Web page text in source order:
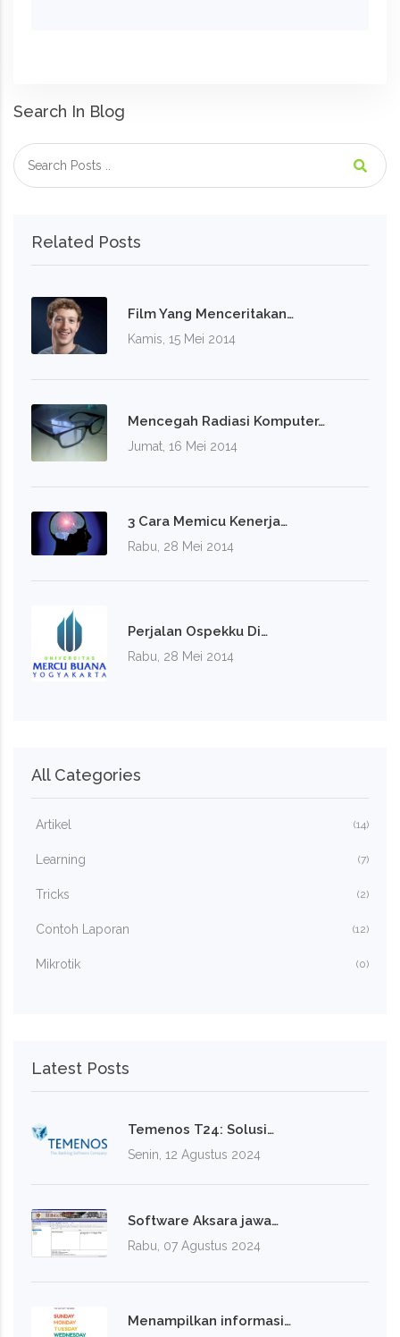
Search In Blog
Related Posts
Film Yang Menceritakan…
Kamis, 15 Mei 2014
Mencegah Radiasi Komputer…
Jumat, 16 Mei 2014
3 Cara Memicu Kenerja…
Rabu, 28 Mei 2014
Perjalan Ospekku Di…
Rabu, 28 Mei 2014
All Categories
Artikel (14)
Learning (7)
Tricks (2)
Contoh Laporan (12)
Mikrotik (0)
Latest Posts
Temenos T24: Solusi…
Senin, 12 Agustus 2024
Software Aksara jawa…
Rabu, 07 Agustus 2024
Menampilkan informasi…